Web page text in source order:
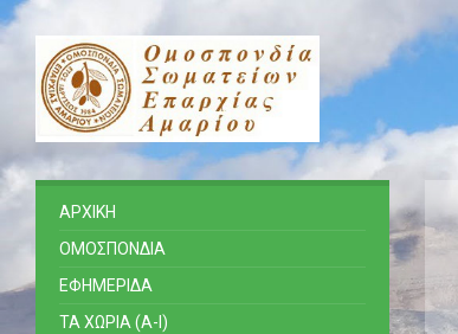
ΑΡΧΙΚΗ
ΟΜΟΣΠΟΝΔΙΑ
ΕΦΗΜΕΡΙΔΑ
ΤΑ ΧΩΡΙΑ (Α-Ι)